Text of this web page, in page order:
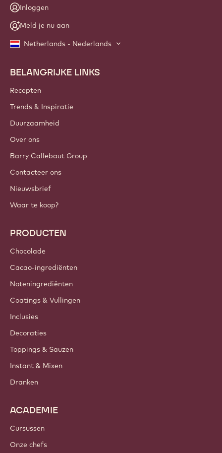
Inloggen
Meld je nu aan
Netherlands - Nederlands
Footer
Callebaut
BELANGRIJKE LINKS
Recepten
Trends & Inspiratie
Duurzaamheid
Over ons
Barry Callebaut Group
Contacteer ons
Nieuwsbrief
Waar te koop?
PRODUCTEN
Chocolade
Cacao-ingrediënten
Noteningrediënten
Coatings & Vullingen
Inclusies
Decoraties
Toppings & Sauzen
Instant & Mixen
Dranken
ACADEMIE
Cursussen
Onze chefs